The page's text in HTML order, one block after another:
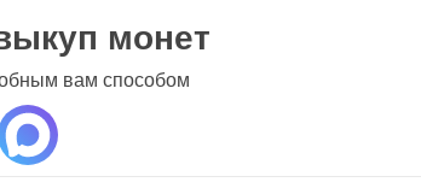
монет
вам способом